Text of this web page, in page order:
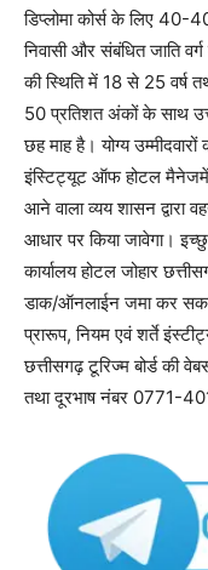
डिप्लोमा कोर्स के लिए 40-
निवासी और संबंधित जाति
की स्थिति में 18 से 25 वर्ष
50 प्रतिशत अंकों के साथ
छह माह है। योग्य
इंस्टिट्यूट ऑफ होटल मैनेजमेंट
आने वाला व्यय शासन द्वारा
आधार पर किया जावेगा।
कार्यालय होटल जोहार
डाक/ऑनलाईन जमा कर
प्रारूप, नियम एवं शर्ते
छत्तीसगढ़ टूरिज्म बोर्ड की
तथा दूरभाष नंबर 0771-